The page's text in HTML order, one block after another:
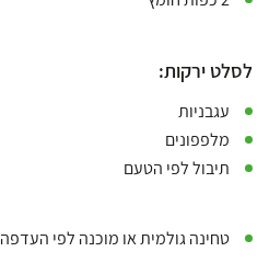
לסלט ירקות:
עגבניות
מלפפונים
תיבול לפי הטעם
טחינה גולמית או מוכנה לפי העדפה